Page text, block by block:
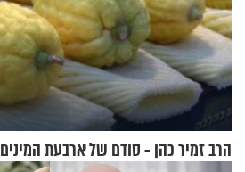
הרב זמיר כהן - סודם של ארבעת המינים